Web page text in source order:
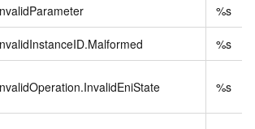
%s
%s
%s